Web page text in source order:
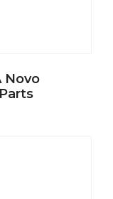
Novo